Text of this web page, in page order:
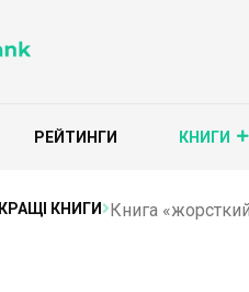
РЕЙТИНГИ КНИГИ
КРАЩІ КНИГИ Книга